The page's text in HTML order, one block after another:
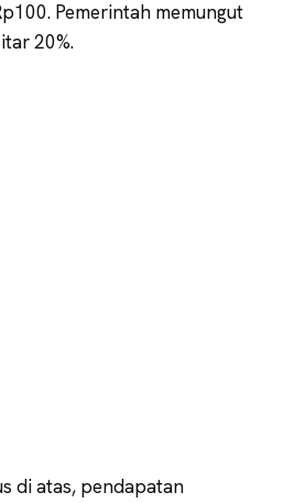
Pemerintah memungut
20%.
di atas, pendapatan